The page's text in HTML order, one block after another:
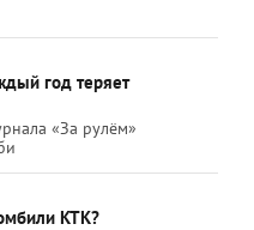
год теряет
«За рулём»
КТК?